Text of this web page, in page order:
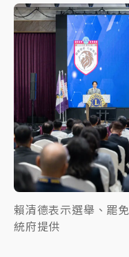
賴清德表示選舉、罷
統府提供